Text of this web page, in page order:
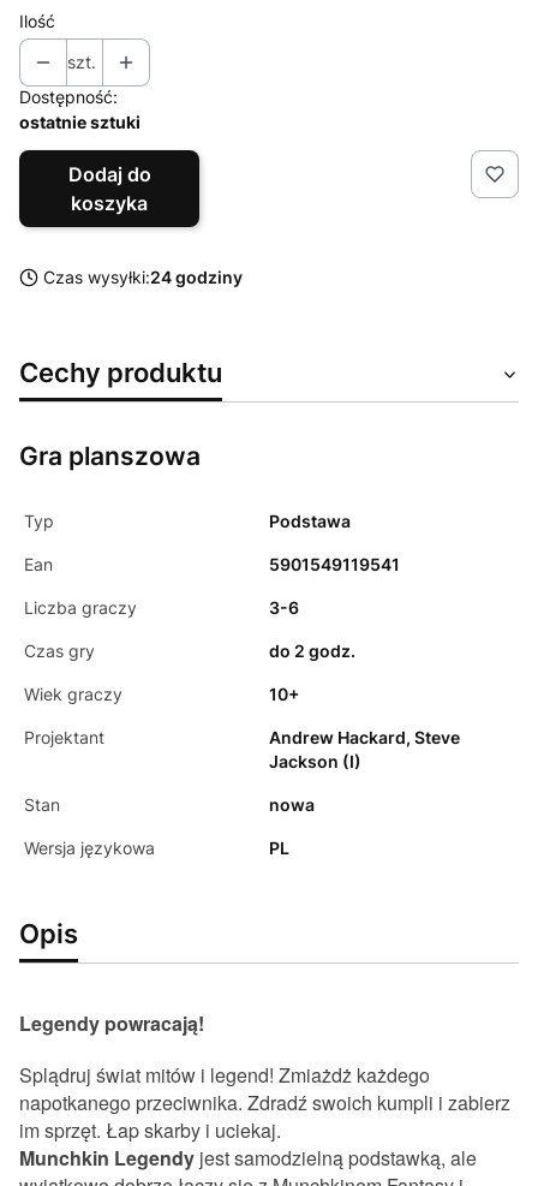
Ilość
szt.
Dostępność:
ostatnie sztuki
Dodaj do
koszyka
Czas wysyłki:24 godziny
Cechy produktu
Gra planszowa
Typ Podstawa
Ean 5901549119541
Liczba graczy 3-6
Czas gry do 2 godz.
Wiek graczy 10+
Projektant
Andrew Hackard, Steve
Jackson (I)
Stan nowa
Wersja językowa PL
Opis
Legendy powracają!
Splądruj świat mitów i legend! Zmiażdż każdego
napotkanego przeciwnika. Zdradź swoich kumpli i zabierz
im sprzęt. Łap skarby i uciekaj.
Munchkin Legendy jest samodzielną podstawką, ale